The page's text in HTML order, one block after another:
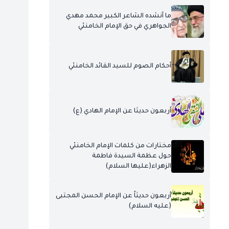
ما أنشده الشاعر الكبير محمد مهدي
الجواهري في حق الإمام الخامنئي
أحكام الصوم للسيد القائد الخامنئي
أربعون حديثا عن الإمام الهادي (ع)
مختارات من كلمات الإمام الخامنئي
حول عظمة السيدة فاطمة
الزهراء(عليها السلام)
أربعون حديثاً عن الإمام الحسن المجتبى
(عليه السلام)